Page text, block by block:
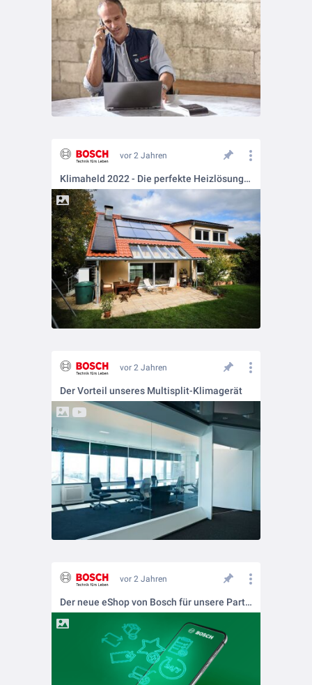
vor 2 Jahren
Klimaheld 2022 - Die perfekte Heizlösung in Kusterdingen
vor 2 Jahren
Der Vorteil unseres Multisplit-Klimagerät
vor 2 Jahren
Der neue eShop von Bosch für unsere Partner